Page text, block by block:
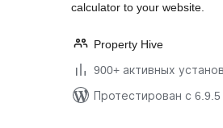
calculator to your website.
Property Hive
900+ активных
Протестирован с 6.9.5